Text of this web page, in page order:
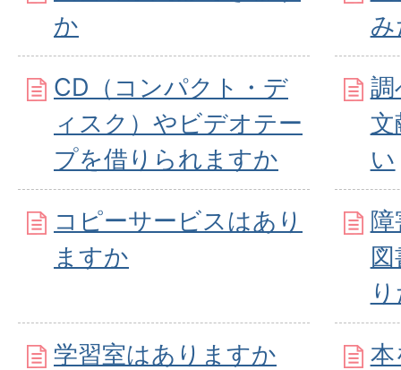
か
CD（コンパクト・デ
ィスク）やビデオテー
プを借りられますか
調
文
い
コピーサービスはあり
ますか
学習室はありますか
本